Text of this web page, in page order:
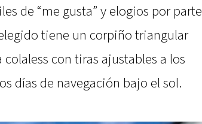
de “me gusta” y elogios por parte
tiene un corpiño triangular
con tiras ajustables a los
días de navegación bajo el sol.